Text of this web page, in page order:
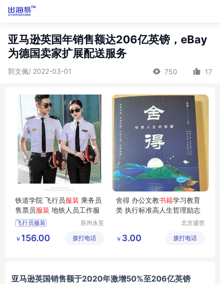
亚马逊英国年销售额达206亿英镑，eBay
为德国卖家扩展配送服务
郭文佩/ 2022-03-01 750 17
铁道学院 飞行员服装 乘务员
售票员服装 地铁人员工作服
飞行员服装
地铁人员工作服
苏州永至
限公司
￥ 156.00 拨打电话
舍得 办公文教书籍学习教育
类 执行标准高人生哲理励志
北京盛世
传播中心
￥ 3.00 拨打电话
亚马逊英国销售额于2020年激增50%至206亿英镑